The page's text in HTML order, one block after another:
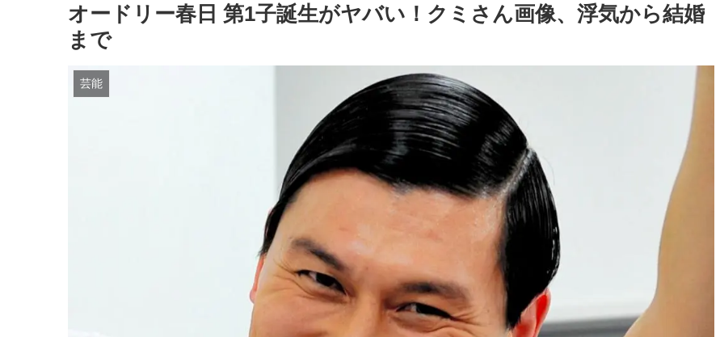
オードリー春日 第1子誕生がヤバい！クミさん画像、浮気から結婚
まで
芸能